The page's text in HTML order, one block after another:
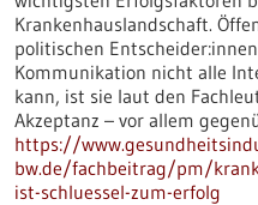
Krankenhauslandschaft.
politischen
Kommunikation nicht alle
kann, ist sie laut den
Akzeptanz – vor allem
https://
bw.de/fachbeitrag/pm/
ist-schluessel-zum-erfolg